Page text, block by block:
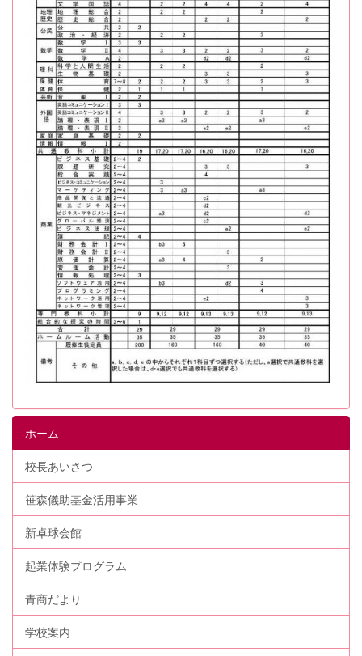
ホーム
校長あいさつ
笹森儀助基金活用事業
新卓球会館
起業体験プログラム
青商だより
学校案内